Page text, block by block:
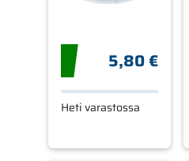
5,80 €
Heti varastossa